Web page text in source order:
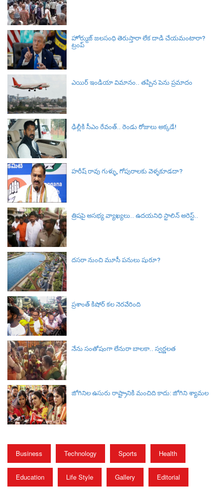
హోర్ముజ్ జలసంధి తెరుస్తారా లేక దాడి చేయమంటారా?
ట్రంప్
ఎయిర్ ఇండియా విమానం.. తప్పిన పెను ప్రమాదం
ఢిల్లీకి సీఎం రేవంత్.. రెండు రోజులు అక్కడే!
హరీష్‌ రావు గుళ్ళు, గోపురాలకు వెళ్ళకూడదా?
త్రిషపై అసభ్య వ్యాఖ్యలు.. ఉదయనిధి స్టాలిన్ అరెస్ట్..
దసరా నుంచి మూసీ పనులు షురూ?
ప్రశాంత్ కిషోర్ కల నెరవేరింది
నేను సంతోషంగా లేనురా బాలకా.. స్వర్ణలత
జోగినిల ఉసురు రాష్ట్రానికి మంచిది కాదు: జోగిని శ్యామల
Business Technology Sports Health
Education Life Style Gallery Editorial